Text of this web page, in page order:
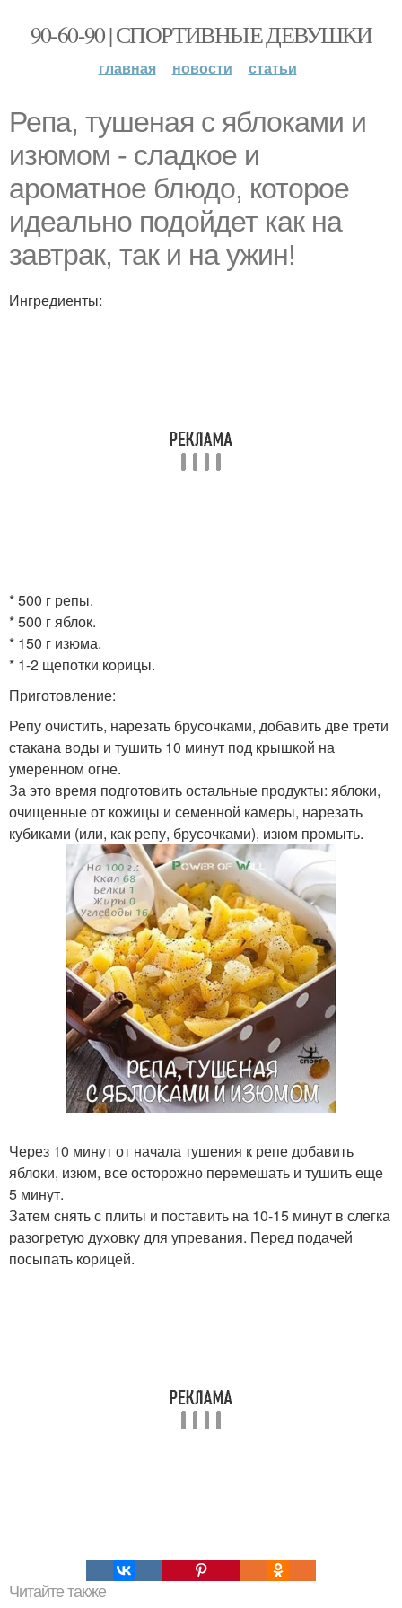
90-60-90 | СПОРТИВНЫЕ ДЕВУШКИ
главная новости статьи
Репа, тушеная с яблоками и
изюмом - сладкое и
ароматное блюдо, которое
идеально подойдет как на
завтрак, так и на ужин!
Ингредиенты:
* 500 г репы.
* 500 г яблок.
* 150 г изюма.
* 1-2 щепотки корицы.
Приготовление:
Репу очистить, нарезать брусочками, добавить две трети
стакана воды и тушить 10 минут под крышкой на
умеренном огне.
За это время подготовить остальные продукты: яблоки,
очищенные от кожицы и семенной камеры, нарезать
кубиками (или, как репу, брусочками), изюм промыть.
Через 10 минут от начала тушения к репе добавить
яблоки, изюм, все осторожно перемешать и тушить еще
5 минут.
Затем снять с плиты и поставить на 10-15 минут в слегка
разогретую духовку для упревания. Перед подачей
посыпать корицей.
Читайте также